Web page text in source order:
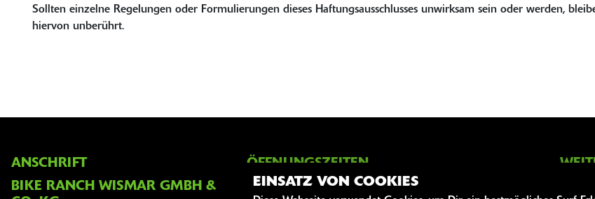
Sollten einzelne Regelungen oder Formulierungen dieses Haftungsausschlusses unwirksam sein oder werden,
hiervon unberührt.
ANSCHRIFT
BIKE RANCH WISMAR GMBH &
ÖFFNUNGSZEITEN
EINSATZ VON COOKIES